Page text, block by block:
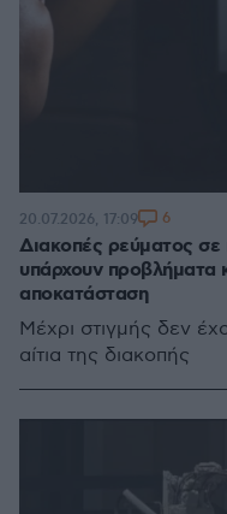
Διακοπές ρεύματος σε
υπάρχουν προβλήματα
αποκατάσταση
Μέχρι στιγμής δεν
αίτια της διακοπής
20.07.2026, 17:09 6